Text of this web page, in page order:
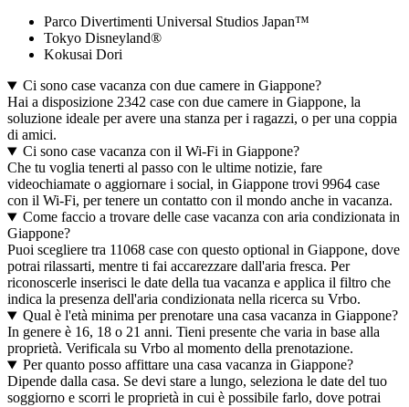
Parco Divertimenti Universal Studios Japan™
Tokyo Disneyland®
Kokusai Dori
Ci sono case vacanza con due camere in Giappone?
Hai a disposizione 2342 case con due camere in Giappone, la
soluzione ideale per avere una stanza per i ragazzi, o per una coppia
di amici.
Ci sono case vacanza con il Wi-Fi in Giappone?
Che tu voglia tenerti al passo con le ultime notizie, fare
videochiamate o aggiornare i social, in Giappone trovi 9964 case
con il Wi-Fi, per tenere un contatto con il mondo anche in vacanza.
Come faccio a trovare delle case vacanza con aria condizionata in
Giappone?
Puoi scegliere tra 11068 case con questo optional in Giappone, dove
potrai rilassarti, mentre ti fai accarezzare dall'aria fresca. Per
riconoscerle inserisci le date della tua vacanza e applica il filtro che
indica la presenza dell'aria condizionata nella ricerca su Vrbo.
Qual è l'età minima per prenotare una casa vacanza in Giappone?
In genere è 16, 18 o 21 anni. Tieni presente che varia in base alla
proprietà. Verificala su Vrbo al momento della prenotazione.
Per quanto posso affittare una casa vacanza in Giappone?
Dipende dalla casa. Se devi stare a lungo, seleziona le date del tuo
soggiorno e scorri le proprietà in cui è possibile farlo, dove potrai